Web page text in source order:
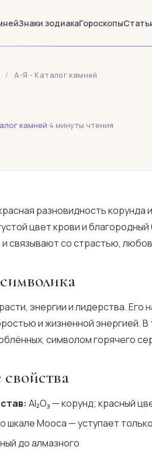
Знаки зодиакаГороскопы
/ А-Я - Каталог камней
камней·4 минуты чтения
разновидность корунда
цвет крови и
связывают со страстью,
энергии и лидерства.
и жизненной энергией.
символом горячего
Al₂O₃ — корунд; красный
шкале Мооса — уступает
до алмазного